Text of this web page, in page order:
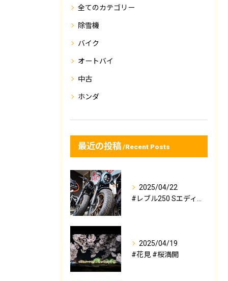
全てのカテゴリー
除雪機
バイク
オートバイ
中古
ホンダ
最近の投稿 Recent Posts
2025/04/22
2025/04/19
#花見 #桜満開